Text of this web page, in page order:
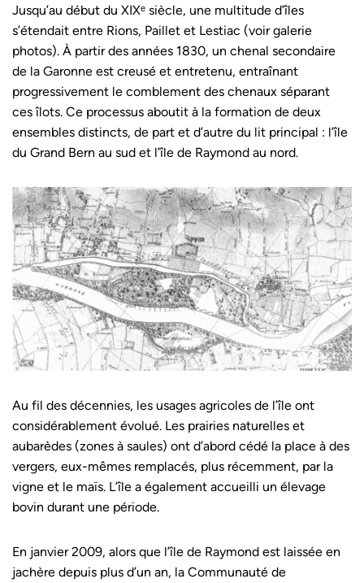
Jusqu’au début du XIXᵉ siècle, une multitude d’îles
s’étendait entre Rions, Paillet et Lestiac (voir galerie
photos). À partir des années 1830, un chenal secondaire
de la Garonne est creusé et entretenu, entraînant
progressivement le comblement des chenaux séparant
ces îlots. Ce processus aboutit à la formation de deux
ensembles distincts, de part et d’autre du lit principal : l’île
du Grand Bern au sud et l’île de Raymond au nord.
Au fil des décennies, les usages agricoles de l’île ont
considérablement évolué. Les prairies naturelles et
aubarèdes (zones à saules) ont d’abord cédé la place à des
vergers, eux-mêmes remplacés, plus récemment, par la
vigne et le maïs. L’île a également accueilli un élevage
bovin durant une période.
En janvier 2009, alors que l’île de Raymond est laissée en
jachère depuis plus d’un an, la Communauté de